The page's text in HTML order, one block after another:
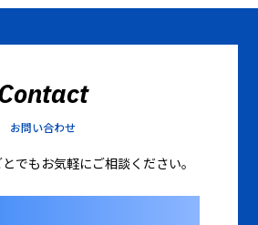
お問い合わせ
でもお気軽にご相談ください。